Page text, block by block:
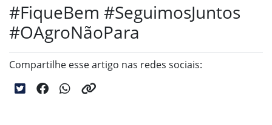
#FiqueBem #SeguimosJuntos
#OAgroNãoPara
Compartilhe esse artigo nas redes sociais: